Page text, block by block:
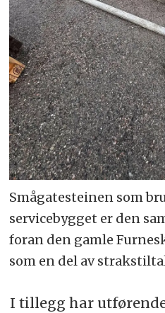
Smågatesteinen som
servicebygget er den
foran den gamle
som en del av
I tillegg har